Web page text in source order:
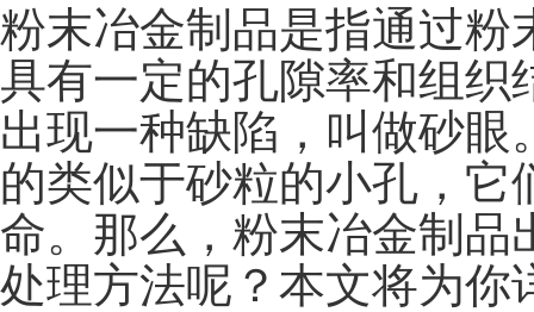
粉末冶金制品是指通过粉
具有一定的孔隙率和组织
出现一种缺陷，叫做砂
的类似于砂粒的小孔，
命。那么，粉末冶金制品
处理方法呢？本文将为你